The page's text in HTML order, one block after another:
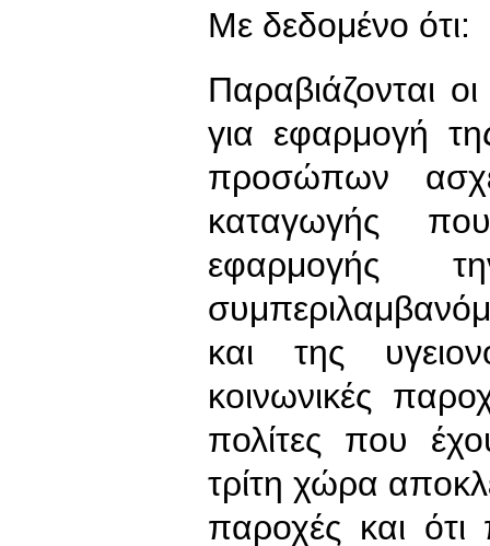
Με δεδομένο ότι:
Παραβιάζονται
για εφαρμογή
προσώπων
καταγωγής
εφαρμογής
και της
κοινωνικές
πολίτες που
τρίτη χώρα
παροχές και ότι